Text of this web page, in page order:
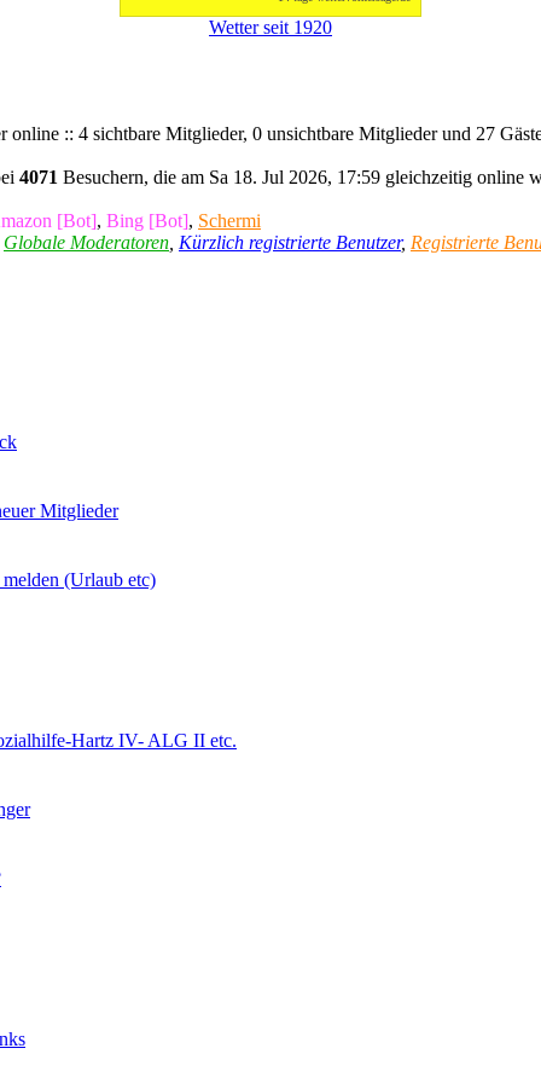
Wetter seit 1920
online :: 4 sichtbare Mitglieder, 0 unsichtbare Mitglieder und 27
4071 Besuchern, die am Sa 18. Jul 2026, 17:59 gleichzeitig online
[Bot], Bing [Bot], Schermi
Globale Moderatoren Kürzlich registrierte Benutzer, Registrierte
Mitglieder
(Urlaub etc)
Hartz IV- ALG II etc.